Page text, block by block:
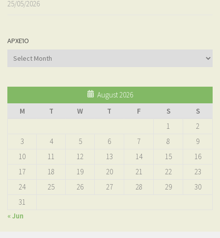
25/05/2026
ΑΡΧΕΊΟ
Αρχείο
August 2026
M
T W T F S
S
1
2
3
4 5 6 7 8
9
10
11 12 13 14 15
16
17
18 19 20 21 22
23
24
25 26 27 28 29
30
31
« Jun